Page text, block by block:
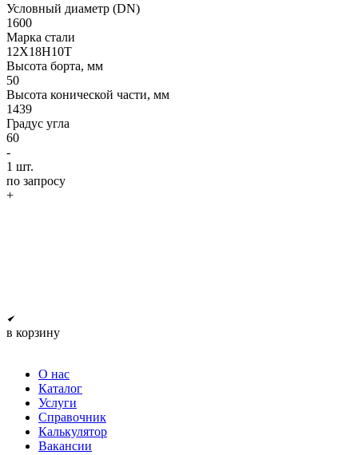
Условный диаметр (DN)
1600
Марка стали
12Х18Н10Т
Высота борта, мм
50
Высота конической части, мм
1439
Градус угла
60
-
1 шт.
по запросу
+
в корзину
О нас
Каталог
Услуги
Справочник
Калькулятор
Вакансии